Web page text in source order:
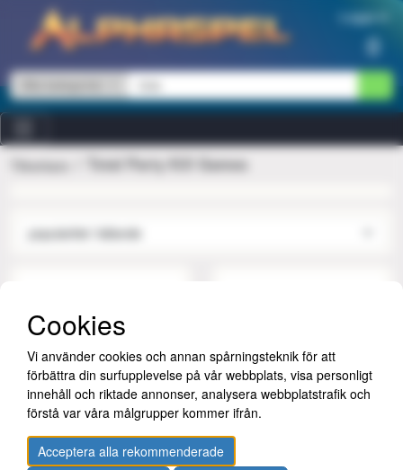
Hoppa till innehåll Logga in
0
Tillverkare Total Party Kill Games
Cookies
Vi använder cookies och annan spårningsteknik för att
förbättra din surfupplevelse på vår webbplats, visa personligt
innehåll och riktade annonser, analysera webbplatstrafik och
förstå var våra målgrupper kommer ifrån.
Acceptera alla rekommenderade